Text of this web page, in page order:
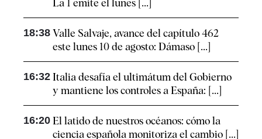
La 1 emite el lunes [...]
18:38 Valle Salvaje, avance del capítulo 462
este lunes 10 de agosto: Dámaso [...]
16:32 Italia desafía el ultimátum del Gobierno
y mantiene los controles a España: [...]
16:20 El latido de nuestros océanos: cómo la
ciencia española monitoriza el cambio [...]